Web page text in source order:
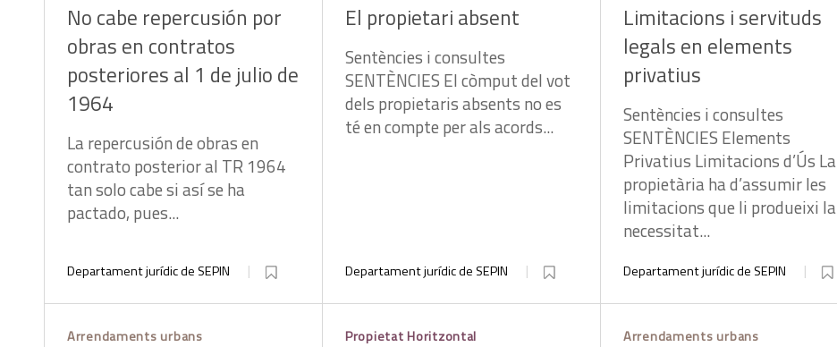
No cabe repercusión por
obras en contratos
posteriores al 1 de julio de
1964
La repercusión de obras en
contrato posterior al TR 1964
tan solo cabe si así se ha
pactado, pues...
Departament jurídic de SEPIN
El propietari absent
Sentències i consultes
SENTÈNCIES El còmput del vot
dels propietaris absents no es
té en compte per als acords...
Departament jurídic de SEPIN
Limitacions i servituds
legals en elements
privatius
Sentències i consultes
SENTÈNCIES Elements
Privatius Limitacions d’Ús La
propietària ha d’assumir les
limita­cions que li produeixi la
necessitat...
Departament jurídic de SEPIN
Arrendaments urbans
Propietat Horitzontal
Arrendaments urbans